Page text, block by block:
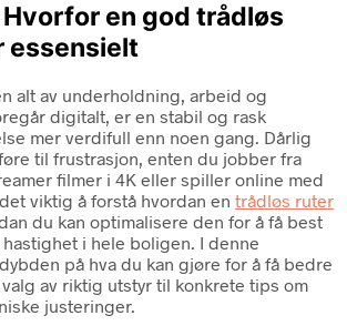
en god trådløs
essensielt
alt av underholdning, arbeid og
digitalt, er en stabil og rask
mer verdifull enn noen gang. Dårlig
til frustrasjon, enten du jobber fra
filmer i 4K eller spiller online med
viktig å forstå hvordan en trådløs ruter
du kan optimalisere den for å få best
i hele boligen. I denne
på hva du kan gjøre for å få bedre
valg av riktig utstyr til konkrete tips om
justeringer.